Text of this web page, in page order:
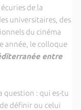
de la
universitaires, des
du cinéma
année, le colloque
entre
question : qui es-tu
définir ou celui